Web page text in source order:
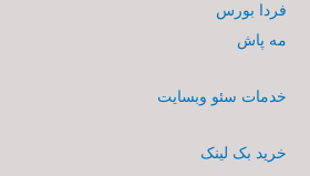
فردا بورس
مه پاش
خدمات سئو وبسایت
خرید بک لینک